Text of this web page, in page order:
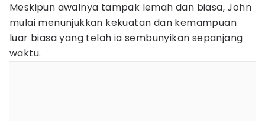
Meskipun awalnya tampak lemah dan biasa, John
mulai menunjukkan kekuatan dan kemampuan
luar biasa yang telah ia sembunyikan sepanjang
waktu.